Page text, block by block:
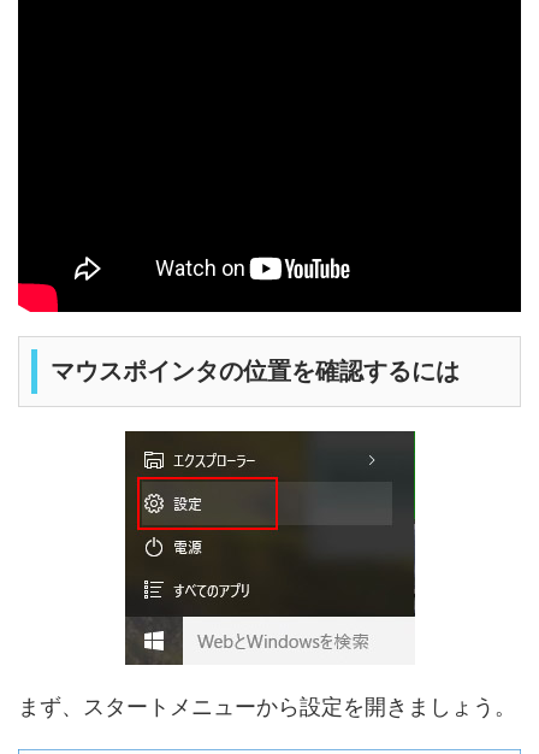
マウスポインタの位置を確認するには
まず、スタートメニューから設定を開きましょう。